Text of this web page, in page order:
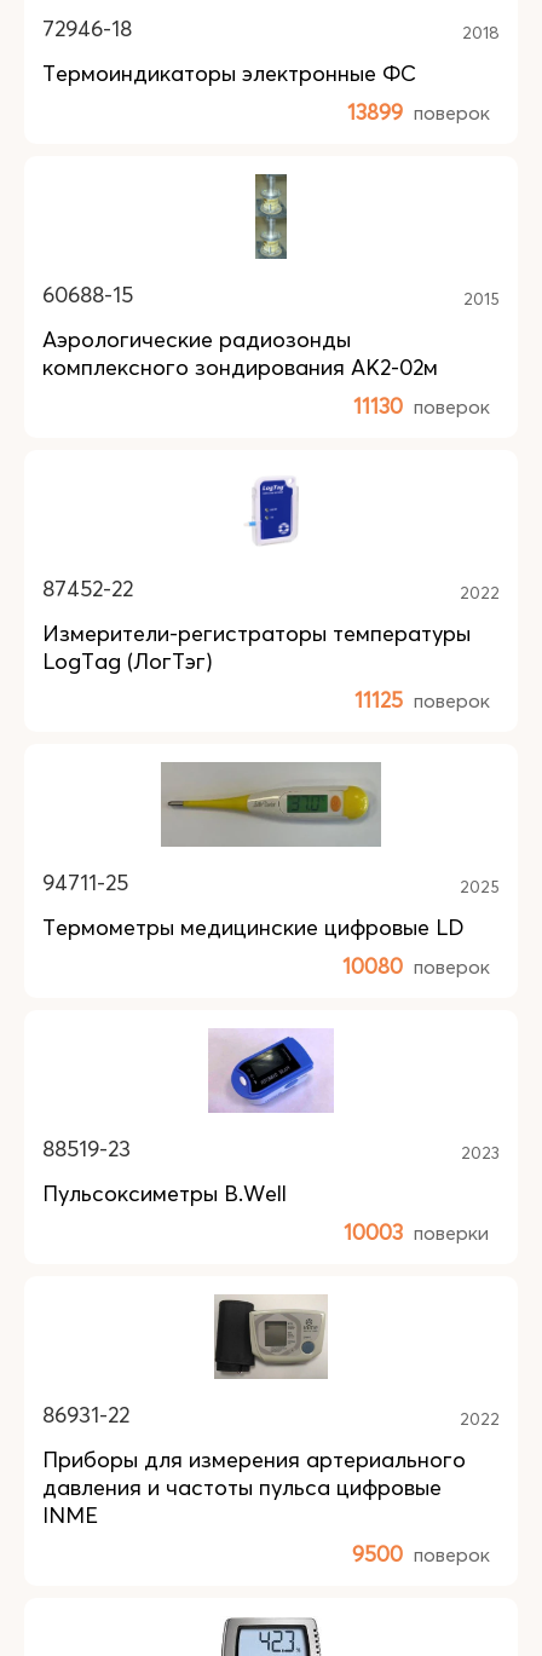
72946-18 2018
Термоиндикаторы электронные ФС
13899 поверок
60688-15 2015
Аэрологические радиозонды
комплексного зондирования АК2-02м
11130 поверок
87452-22 2022
Измерители-регистраторы температуры
LogTag (ЛогТэг)
11125 поверок
94711-25 2025
Термометры медицинские цифровые LD
10080 поверок
88519-23 2023
Пульсоксиметры B.Well
10003 поверки
86931-22 2022
Приборы для измерения артериального
давления и частоты пульса цифровые
INME
9500 поверок